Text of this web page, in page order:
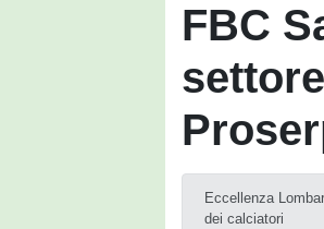
FBC
Eccellenza
dei calciatori